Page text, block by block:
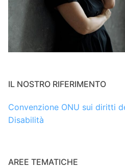
IL NOSTRO RIFERIMENTO
Convenzione ONU sui diritti
Disabilità
AREE TEMATICHE